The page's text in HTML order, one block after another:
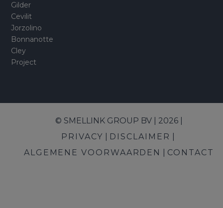
Gilder
Cevilit
Jorzolino
Bonnanotte
Cley
Project
© SMELLINK GROUP BV | 2026 |
PRIVACY
DISCLAIMER
ALGEMENE VOORWAARDEN
CONTACT